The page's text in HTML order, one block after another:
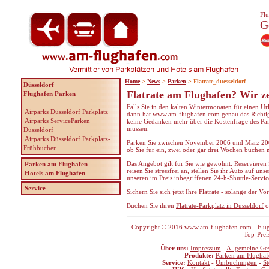
Flatrate am Flughafen? Wir
Falls Sie in den kalten Wintermonaten für einen
dann hat www.am-flughafen.com genau das
keine Gedanken mehr über die Kostenfrage des
müssen.
Parken Sie zwischen November 2006 und März
ob Sie für ein, zwei oder gar drei Wochen buchen
Das Angebot gilt für Sie wie gewohnt:
reisen Sie stressfrei an, stellen Sie ihr Auto auf
unseren im Preis inbegriffenen 24-h-Shuttle-
Sichern Sie sich jetzt Ihre Flatrate - solange der
Buchen Sie ihren Flatrate-Parkplatz in Düsseldorf
Copyright © 2016 www.am-flughafen.com -
Top-
Über uns: Impressum - Allgemeine
Produkte: Parken am
Service: Kontakt - Umbuchungen -
Düsseldorf
Flughafen Parken
Airparks Düsseldorf Parkplatz
Airparks ServiceParken
Düsseldorf
Airparks Düsseldorf Parkplatz-
Frühbucher
Parken am Flughafen
Hotels am Flughafen
Service
Home > News > Parken > Flatrate_duesseldorf